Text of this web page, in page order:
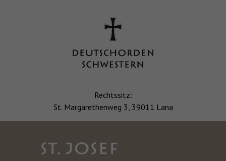
Rechtssitz:
St. Margarethenweg 3, 39011 Lana